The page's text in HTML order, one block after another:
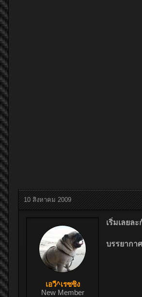
10 สิงหาคม 2009
เอวี่^เรซซิ่ง
New Member
เริ่มเลยล
บรรยากา